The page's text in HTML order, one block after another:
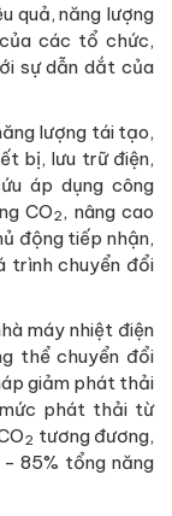
quả, năng lượng
các tổ chức,
sự dẫn dắt của
lượng tái tạo,
bị, lưu trữ điện,
áp dụng công
CO2, nâng cao
động tiếp nhận,
trình chuyển đổi
máy nhiệt điện
thể chuyển đổi
giảm phát thải
phát thải từ
2 tương đương,
85% tổng năng